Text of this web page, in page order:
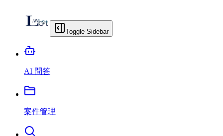
Toggle Sidebar
AI 問答
案件管理